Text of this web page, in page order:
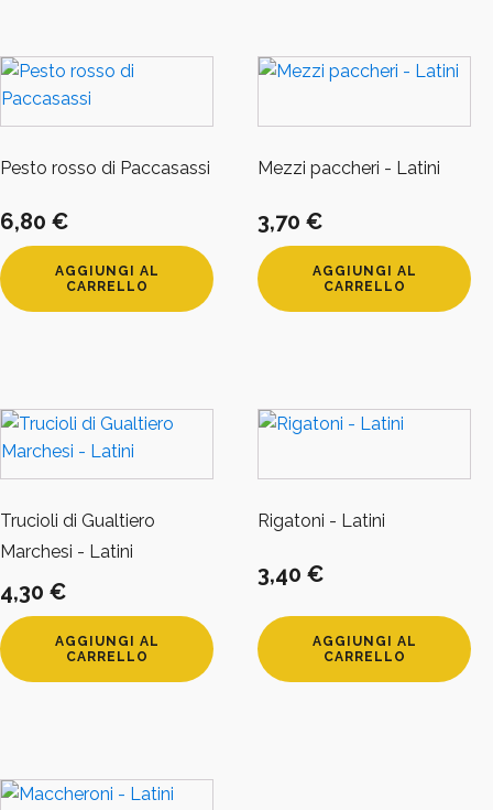
Pesto rosso di Paccasassi
6,80 €
AGGIUNGI AL
CARRELLO
Mezzi paccheri - Latini
3,70€
AGGIUNGI AL
CARRELLO
Trucioli di Gualtiero
Marchesi - Latini
4,30 €
AGGIUNGI AL
CARRELLO
Rigatoni - Latini
3,40€
AGGIUNGI AL
CARRELLO